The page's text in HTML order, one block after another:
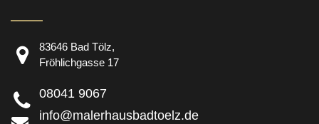
83646 Bad Tölz,
Fröhlichgasse 17
08041 9067
info@malerhausbadtoelz.de